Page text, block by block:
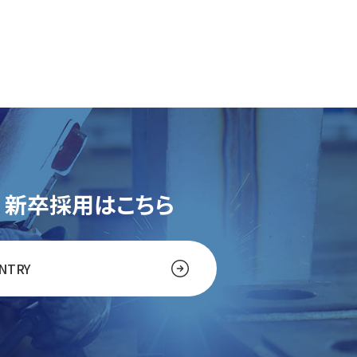
新卒採用はこちら